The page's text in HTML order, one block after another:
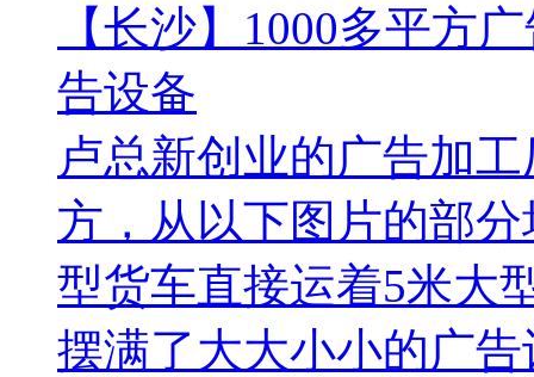
【长沙】1000多平方
告设备
卢总新创业的广告加
方，从以下图片的部
型货车直接运着5米大
摆满了大大小小的广